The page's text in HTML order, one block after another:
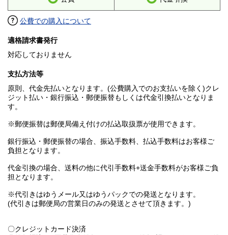
公費での購入について
適格請求書発行
対応しておりません
支払方法等
原則、代金先払いとなります。(公費購入でのお支払いを除く)クレ
ジット払い・銀行振込・郵便振替もしくは代金引換払いとなりま
す。
※郵便振替は郵便局備え付けの払込取扱票が使用できます。
銀行振込・郵便振替の場合、振込手数料、払込手数料はお客様ご
負担となります。
代金引換の場合、送料の他に代引手数料+送金手数料がお客様ご負
担となります。
※代引きはゆうメール又はゆうパックでの発送となります。
(代引きは郵便局の営業日のみの発送とさせて頂きます。)
〇クレジットカード決済